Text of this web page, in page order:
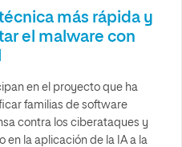
más rápida y
el malware con
en el proyecto que ha
familias de software
contra los ciberataques y
en la aplicación de la IA a la